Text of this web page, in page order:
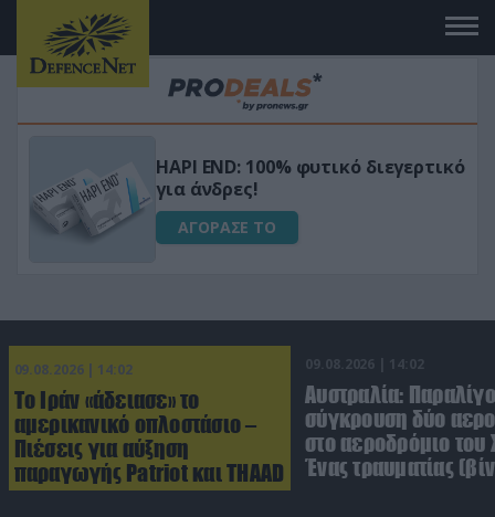
Μεταμόρφωσε τον κήπο σου με το
Ultra Box Μίνι Αλυσοπρίονο με
μπαταρία λιθίου
ΑΓΟΡΑΣΕ ΤΟ
09.08.2026 | 14:02
Το Ιράν «άδειασε» το
αμερικανικό οπλοστάσιο –
Πιέσεις για αύξηση
παραγωγής Patriot και THAAD
09.08.2026 | 14:02
Αυστραλία: Παραλίγο
σύγκρουση δύο
στο αεροδρόμιο του
Ένας τραυματίας